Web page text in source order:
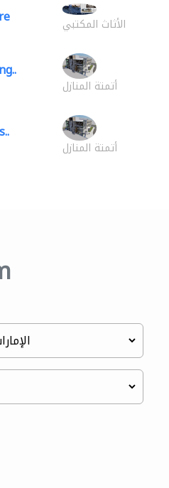
الأثاث المكتبي
أتمتة المنازل
أتمتة المنازل